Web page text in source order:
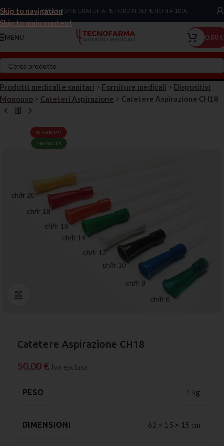
Skip to navigation
Skip to main content
Chiama Ora!SPEDIZIONE GRATUITA PER ORDINI SUPERIORI A 100€
MENU 0,00€
Prodotti medicali e sanitari > Forniture medicali > Dispositivi
Monouso > Cateteri Aspirazione > Catetere Aspirazione CH18
IN ARRIVO
PRENOTA
Catetere Aspirazione CH18
50,00 € Iva esclusa
PESO 1 kg
DIMENSIONI 62 × 15 × 15 cm